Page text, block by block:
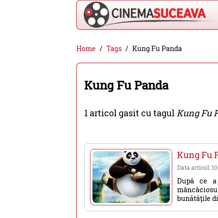
Cinema
Suceava
-
filme
cinema,
evenimente
din
Suceava
Home Tags Kung Fu Panda
Kung Fu Panda
1 articol gasit cu tagulKung Fu
Kung Fu
Data articol:
După ce
bunătățile